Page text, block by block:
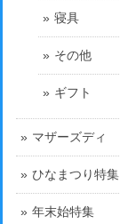
寝具
その他
ギフト
マザーズディ
ひなまつり特集
年末始特集